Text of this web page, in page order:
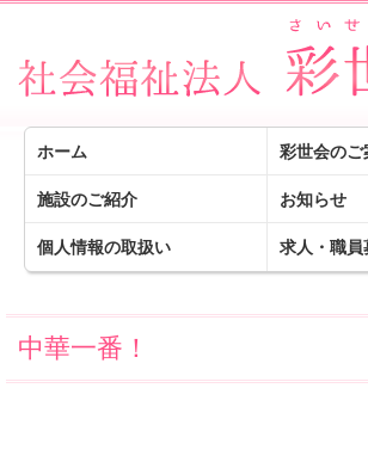
ホーム 彩世会のご
施設のご紹介 お知らせ
個人情報の取扱い 求人・職員
中華一番！